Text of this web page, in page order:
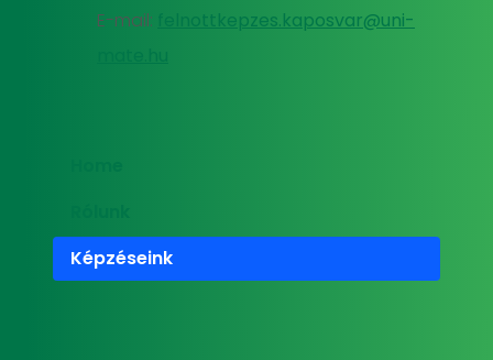
E-mail:
felnottkepzes.kaposvar@uni-
Képzéseink